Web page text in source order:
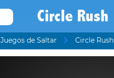
Circle Rush
Juegos de Saltar Circle Rush